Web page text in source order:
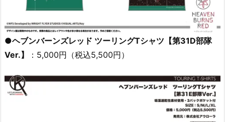
●ヘブンバーンズレッド ツーリングTシャツ【第31D部隊
Ver.】
：5,000円（税込5,500円）